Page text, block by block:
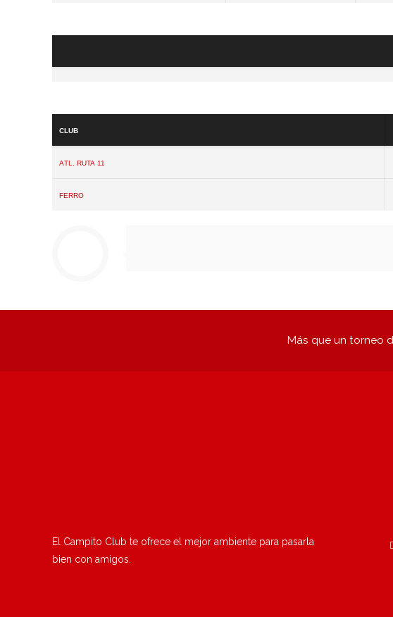
Club
Atl. Ruta 11
Ferro
Más que un torneo
El Campito Club te ofrece el mejor ambiente para pasarla
bien con amigos.